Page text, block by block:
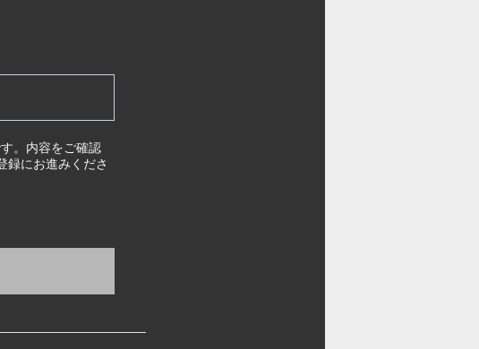
。内容をご確認
録にお進みくださ